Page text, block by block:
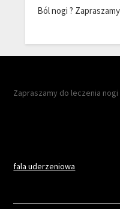
Ból nogi ?
Zapraszamy do leczenia
fala uderzeniowa